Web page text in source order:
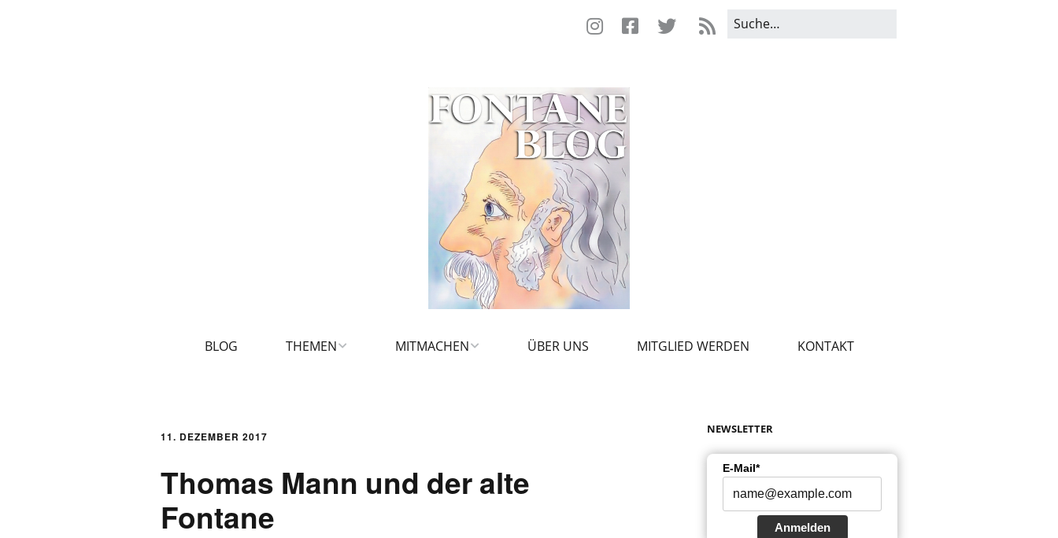
BLOG THEMEN
FONTANE 2.0.0
MITMACHEN ÜBER UNS MITGLIED WERDEN KONTAKT
11. DEZEMBER 2017
Thomas Mann und der alte
Fontane
NEWSLETTER
E-Mail*
Anmelden